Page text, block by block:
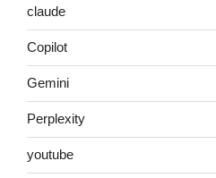
claude
Copilot
Gemini
Perplexity
youtube